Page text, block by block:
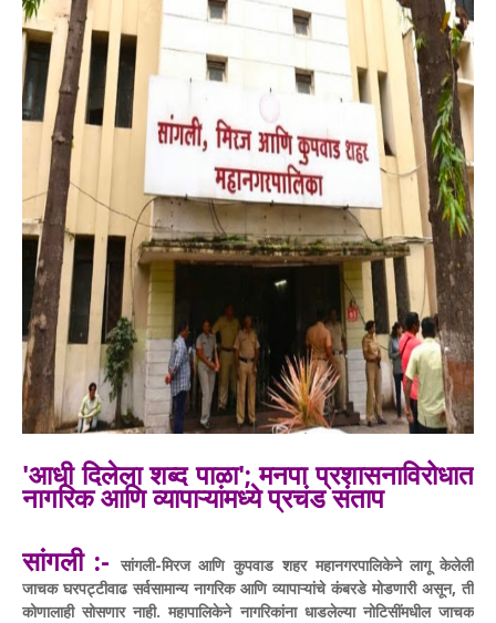
​'आधी दिलेला शब्द पाळा'; मनपा प्रशासनाविरोधात
नागरिक आणि व्यापाऱ्यांमध्ये प्रचंड संताप
सांगली :- सांगली-मिरज आणि कुपवाड शहर महानगरपालिकेने लागू केलेली
जाचक घरपट्टीवाढ सर्वसामान्य नागरिक आणि व्यापाऱ्यांचे कंबरडे मोडणारी असून, ती
कोणालाही सोसणार नाही. महापालिकेने नागरिकांना धाडलेल्या नोटिसींमधील जाचक